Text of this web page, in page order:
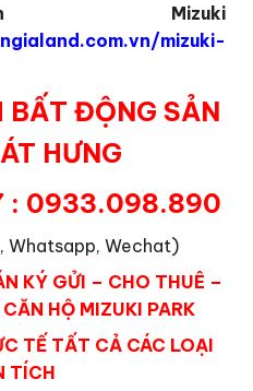
mizuki-
BẤT ĐỘNG SẢN
HƯNG
0933.098.890
Whatsapp, Wechat)
KÝ GỬI – CHO THUÊ –
HỘ MIZUKI PARK
TẾ TẤT CẢ CÁC LOẠI
TÍCH